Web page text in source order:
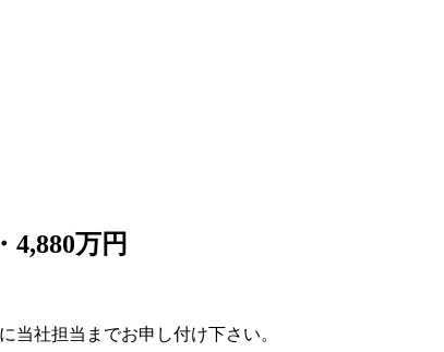
万円
当社担当までお申し付け下さい。